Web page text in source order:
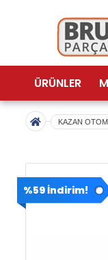
ÜRÜNLER
KAZAN
%59 İndirim!